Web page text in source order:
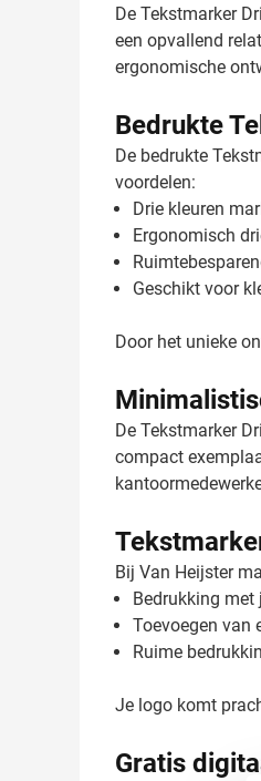
De Tekstmarker
een opvallend
ergonomische
Bedrukte
De bedrukte
voordelen:
Drie kleuren
Ergonomisch
Geschikt voor
Door het unieke
De Tekstmarker
compact
Bij Van Heijster
Bedrukking met
Toevoegen van
Ruime
Je logo komt
Gratis